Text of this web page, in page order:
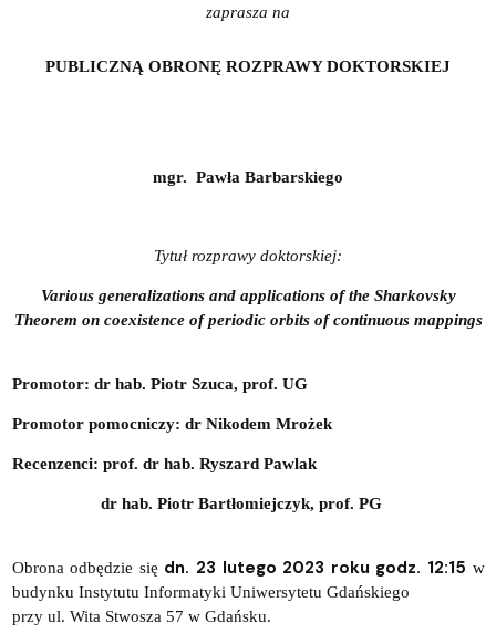
zaprasza na
PUBLICZNĄ OBRONĘ ROZPRAWY DOKTORSKIEJ
mgr. Pawła Barbarskiego
Tytuł rozprawy doktorskiej:
Various generalizations and applications of the Sharkovsky
Theorem on coexistence of periodic orbits of continuous mappings
Promotor: dr hab. Piotr Szuca, prof. UG
Promotor pomocniczy: dr Nikodem Mrożek
Recenzenci: prof. dr hab. Ryszard Pawlak
dr hab. Piotr Bartłomiejczyk, prof. PG
Obrona odbędzie się dn. 23 lutego 2023 roku godz. 12:15 w
budynku Instytutu Informatyki Uniwersytetu Gdańskiego
przy ul. Wita Stwosza 57 w Gdańsku.